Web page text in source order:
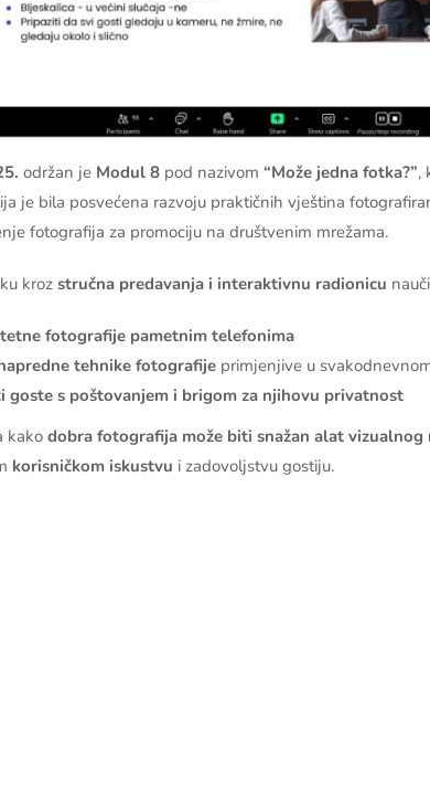
održan je Modul 8 pod nazivom “Može jedna fotka?”,
je bila posvećena razvoju praktičnih vještina
fotografija za promociju na društvenim mrežama.
kroz stručna predavanja i interaktivnu radionicu
fotografije pametnim telefonima
tehnike fotografije primjenjive u
s poštovanjem i brigom za njihovu privatnost
kako dobra fotografija može biti snažan alat vizualnog
korisničkom iskustvu i zadovoljstvu gostiju.